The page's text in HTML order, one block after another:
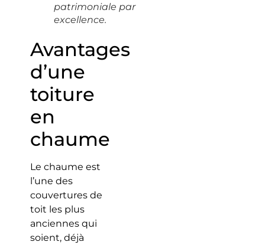
patrimoniale par
excellence.
Avantages
d’une
toiture
en
chaume
Le chaume est
l’une des
couvertures de
toit les plus
anciennes qui
soient, déjà